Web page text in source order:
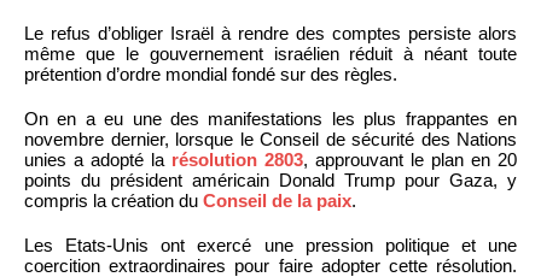
Le refus d’obliger Israël à rendre des comptes persiste alors
même que le gouvernement israélien réduit à néant toute
prétention d’ordre mondial fondé sur des règles.
On en a eu une des manifestations les plus frappantes en
novembre dernier, lorsque le Conseil de sécurité des Nations
unies a adopté la résolution 2803, approuvant le plan en 20
points du président américain Donald Trump pour Gaza, y
compris la création du Conseil de la paix.
Les Etats-Unis ont exercé une pression politique et une
coercition extraordinaires pour faire adopter cette résolution.